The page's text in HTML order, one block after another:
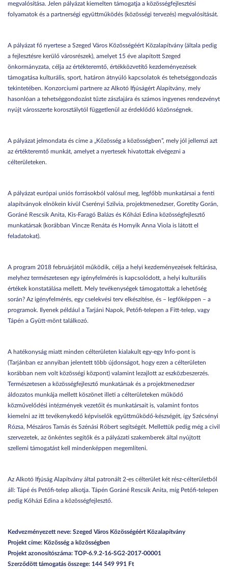
megvalósítása. Jelen pályázat kiemelten támogatja a közösségfejlesztési
folyamatok és a partnerségi együttműködés (közösségi tervezés) megvalósítását.
A pályázat fő nyertese a Szeged Város Közösségéért Közalapítvány (általa pedig
a fejlesztésre kerülő városrészek), amelyet 15 éve alapított Szeged
önkormányzata, célja az értékteremtő, értékközvetítő kezdeményezések
támogatása kulturális, sport, határon átnyúló kapcsolatok és tehetséggondozás
tekintetében. Konzorciumi partnere az Alkotó Ifjúságért Alapítvány, mely
hasonlóan a tehetséggondozást tűzte zászlajára és számos ingyenes rendezvényt
nyújt városszerte korosztálytól függetlenül az érdeklődő közönségnek.
A pályázat jelmondata és címe a „Közösség a közösségben”, mely jól jellemzi azt
az értékteremtő munkát, amelyet a nyertesek hivatottak elvégezni a
célterületeken.
A pályázat európai uniós forrásokból valósul meg, legfőbb munkatársai a fenti
alapítványok elnökein kívül Cserényi Szilvia, projektmenedzser, Goretity Gorán,
Goráné Rescsik Anita, Kis-Faragó Balázs és Kőházi Edina közösségfejlesztő
munkatársak (korábban Vincze Renáta és Hornyik Anna Viola is látott el
feladatokat).
A program 2018 februárjától működik, célja a helyi kezdeményezések feltárása,
melyhez természetesen egy igényfelmérés is kapcsolódott, a helyi kulturális
értékek konstatálása mellett. Mely tevékenységek támogatottak a lehetőség
során? Az igényfelmérés, egy cselekvési terv elkészítése, és – legfőképpen – a
programok. Ilyenek például a Tarjáni Napok, Petőfi-telepen a Fitt-telep, vagy
Tápén a Gyütt-mönt találkozó.
A hatékonyság miatt minden célterületen kialakult egy-egy Info-pont is
(Tarjánban ez annyiban jelentett több újdonságot, hogy ezen a célterületen
korábban nem volt közösségi központ) valamint lezajlott az eszközbeszerzés.
Természetesen a közösségfejlesztő munkatársak és a projektmenedzser
áldozatos munkája mellett köszönet illeti a célterületeken működő
közművelődési intézmények vezetőit és munkatársait is, valamint fontos
kiemelni az itt tevékenykedő képviselők együttműködő-készségét, így Szécsényi
Rózsa, Mészáros Tamás és Szénási Róbert segítségét. Mellettük pedig még a civil
szervezetek, az önkéntes segítők és a pályázati szakemberek által nyújtott
szellemi támogatást kell mindenképpen megemlíteni.
Az Alkotó Ifjúság Alapítvány által patronált 2-es célterület két rész-célterületből
áll: Tápé és Petőfi-telep alkotja. Tápén Goráné Rescsik Anita, míg Petőfi-telepen
pedig Kőházi Edina a közösségfejlesztő.
Kedvezményezett neve: Szeged Város Közösségéért Közalapítvány
Projekt címe: Közösség a közösségben
Projekt azonosítószáma: TOP-6.9.2-16-SG2-2017-00001
Szerződött támogatás összege: 144 549 991 Ft